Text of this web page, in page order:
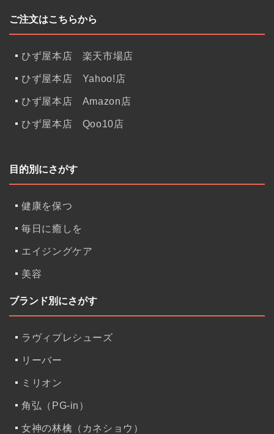
ご注文はこちらから
ひず屋本店 楽天市場店
ひず屋本店 Yahoo!店
ひず屋本店 Amazon店
ひず屋本店 Qoo10店
目的別にさがす
健康を保つ
毎日に癒しを
エイジングケア
美容
ブランド別にさがす
ラヴィプレシューズ
リーバー
ミリオン
角弘（PG-in）
女神の林檎（カネショウ）